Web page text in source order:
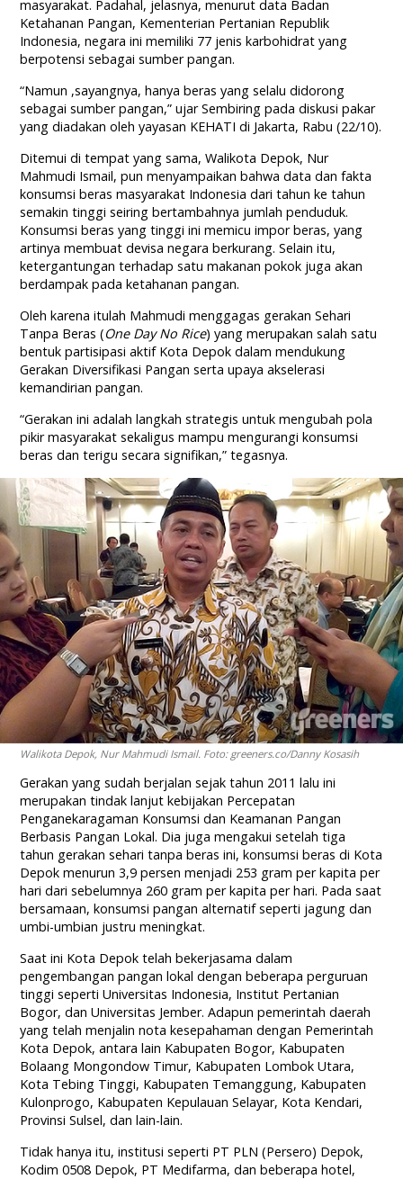
masyarakat. Padahal, jelasnya, menurut data Badan
Ketahanan Pangan, Kementerian Pertanian Republik
Indonesia, negara ini memiliki 77 jenis karbohidrat yang
berpotensi sebagai sumber pangan.
“Namun ,sayangnya, hanya beras yang selalu didorong
sebagai sumber pangan,” ujar Sembiring pada diskusi pakar
yang diadakan oleh yayasan KEHATI di Jakarta, Rabu (22/10).
Ditemui di tempat yang sama, Walikota Depok, Nur
Mahmudi Ismail, pun menyampaikan bahwa data dan fakta
konsumsi beras masyarakat Indonesia dari tahun ke tahun
semakin tinggi seiring bertambahnya jumlah penduduk.
Konsumsi beras yang tinggi ini memicu impor beras, yang
artinya membuat devisa negara berkurang. Selain itu,
ketergantungan terhadap satu makanan pokok juga akan
berdampak pada ketahanan pangan.
Oleh karena itulah Mahmudi menggagas gerakan Sehari
Tanpa Beras (One Day No Rice) yang merupakan salah satu
bentuk partisipasi aktif Kota Depok dalam mendukung
Gerakan Diversifikasi Pangan serta upaya akselerasi
kemandirian pangan.
“Gerakan ini adalah langkah strategis untuk mengubah pola
pikir masyarakat sekaligus mampu mengurangi konsumsi
beras dan terigu secara signifikan,” tegasnya.
Walikota Depok, Nur Mahmudi Ismail. Foto: greeners.co/Danny Kosasih
Gerakan yang sudah berjalan sejak tahun 2011 lalu ini
merupakan tindak lanjut kebijakan Percepatan
Penganekaragaman Konsumsi dan Keamanan Pangan
Berbasis Pangan Lokal. Dia juga mengakui setelah tiga
tahun gerakan sehari tanpa beras ini, konsumsi beras di Kota
Depok menurun 3,9 persen menjadi 253 gram per kapita per
hari dari sebelumnya 260 gram per kapita per hari. Pada saat
bersamaan, konsumsi pangan alternatif seperti jagung dan
umbi-umbian justru meningkat.
Saat ini Kota Depok telah bekerjasama dalam
pengembangan pangan lokal dengan beberapa perguruan
tinggi seperti Universitas Indonesia, Institut Pertanian
Bogor, dan Universitas Jember. Adapun pemerintah daerah
yang telah menjalin nota kesepahaman dengan Pemerintah
Kota Depok, antara lain Kabupaten Bogor, Kabupaten
Bolaang Mongondow Timur, Kabupaten Lombok Utara,
Kota Tebing Tinggi, Kabupaten Temanggung, Kabupaten
Kulonprogo, Kabupaten Kepulauan Selayar, Kota Kendari,
Provinsi Sulsel, dan lain-lain.
Tidak hanya itu, institusi seperti PT PLN (Persero) Depok,
Kodim 0508 Depok, PT Medifarma, dan beberapa hotel,